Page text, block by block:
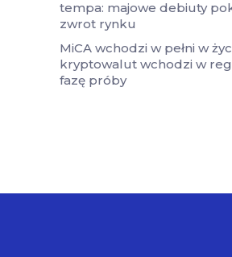
tempa: majowe debiuty
zwrot rynku
MiCA wchodzi w pełni w
kryptowalut wchodzi w
fazę próby